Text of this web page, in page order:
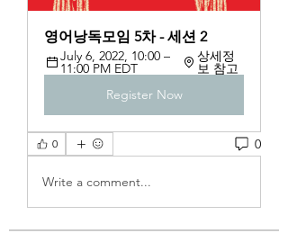
영어낭독모임 5차 - 세션 2
July 6, 2022, 10:00 –
11:00 PM EDT
상세정
보 참고
Register Now
0 0
Write a comment...